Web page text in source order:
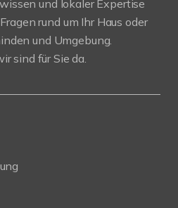
und lokaler Expertise
rund um Ihr Haus oder
und Umgebung.
sind für Sie da.